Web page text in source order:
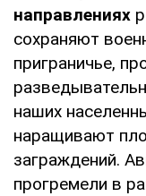
направлениях
сохраняют
приграничье,
наших
наращивают
заграждений.
прогремели в